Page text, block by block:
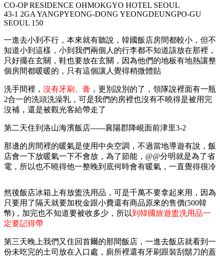
CO-OP RESIDENCE OHMOKGYO HOTEL SEOUL
43-1 2GA YANGPYEONG-DONG YEONGDEUNGPO-GU
SEOUL 150
一進去小到不行，本來就有聽說，韓國飯店房間都較小，但不
知道小到這樣，小到我們兩個人的行李都不知道該放在那裡，
只好擺在玄關，鞋也要放在玄關，因為他們的地板有地熱讓整
個房間都暖暖的，只有這個讓人覺得稍微體貼
洗手間裡， 沒有牙刷、膏 ，更別說別的了，領隊說裡面有一瓶
2合一的洗頭洗澡乳，可是我們的房裡也沒有不曉得是被用完
沒補，還是被觀光客給帶走了
第二天住到洛山海濱飯店------襄陽郡降峴面前津里3-2
那邊的房間裡的暖氣是使用中央空調，不過當地導遊有說，飯
店會一下放暖氣一下不會放，為了節能，@@分明就是為了省
電，所以也不曉得他一整晚到底何時會有暖氣，一直覺得很冷
然後飯店冰箱上有放盥洗用品，可是千萬不要拿起來用，因為
只要用了隔天就要加稅金跟小費還有商品原來的售價(500韓
幣)，加完也不知道要被收多少，所以到韓國旅遊盥洗用品一
定要記得帶
第三天晚上我們又住回首爾的那間飯店，一進去飯店就看到一
份未吃完的土司放在入口處，廁所裡還有牙刷跟裝刮鬍刀的蓋